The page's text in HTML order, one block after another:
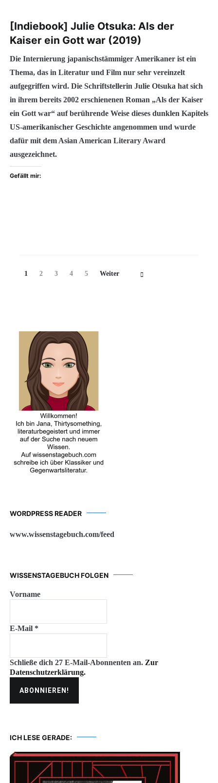
[Indiebook] Julie Otsuka: Als der
Kaiser ein Gott war (2019)
Die Internierung japanischstämmiger Amerikaner ist ein
Thema, das in Literatur und Film nur sehr vereinzelt
aufgegriffen wird. Die Schriftstellerin Julie Otsuka hat sich
in ihrem bereits 2002 erschienenen Roman „Als der Kaiser
ein Gott war“ auf berührende Weise dieses dunklen Kapitels
US-amerikanischer Geschichte angenommen und wurde
dafür mit dem Asian American Literary Award
ausgezeichnet.
Gefällt mir:
Beitragsnavigation
Seite
1 Seite
2 Seite
3 Seite
4 Seite
5 Weiter
WORDPRESS READER
www.wissenstagebuch.com/feed
WISSENSTAGEBUCH FOLGEN
Vorname
E-Mail *
Schließe dich 27 E-Mail-Abonnenten an. Zur
Datenschutzerklärung.
ICH LESE GERADE: